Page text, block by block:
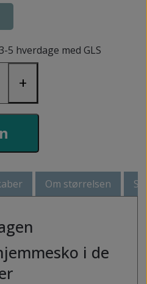
5 hverdage med GLS
+
Om størrelsen
i de